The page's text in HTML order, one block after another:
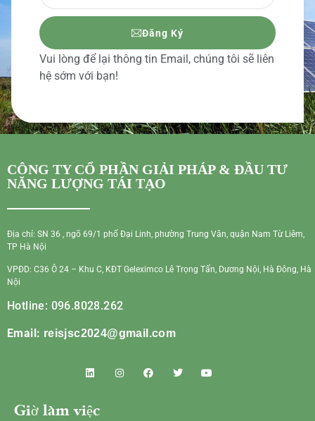
Đăng Ký
Vui lòng để lại thông tin Email, chúng tôi sẽ liên
hệ sớm với bạn!
CÔNG TY CỔ PHẦN GIẢI PHÁP & ĐẦU TƯ
NĂNG LƯỢNG TÁI TẠO
Địa chỉ: SN 36 , ngõ 69/1 phố Đại Linh, phường Trung Văn, quận Nam Từ Liêm,
TP Hà Nội
VPĐD: C36 Ô 24 – Khu C, KĐT Geleximco Lê Trọng Tấn, Dương Nội, Hà Đông, Hà
Nội
Hotline: 096.8028.262
Email: reisjsc2024@gmail.com
Giờ làm việc